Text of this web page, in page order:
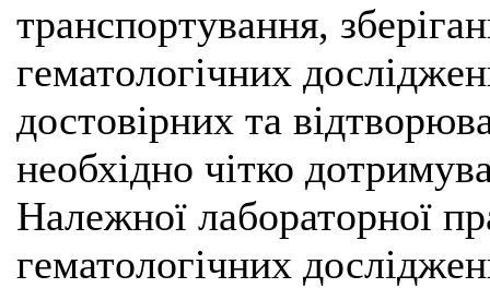
транспортування,
гематологічних
достовірних та
необхідно чітко
Належної лабораторної
гематологічних